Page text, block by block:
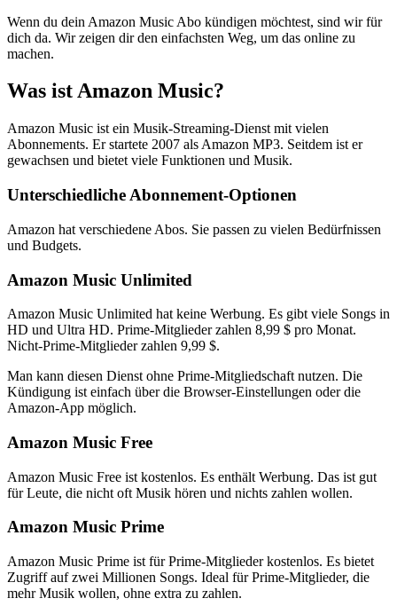
Wenn du dein Amazon Music Abo kündigen möchtest, sind wir für
dich da. Wir zeigen dir den einfachsten Weg, um das online zu
machen.
Was ist Amazon Music?
Amazon Music ist ein Musik-Streaming-Dienst mit vielen
Abonnements. Er startete 2007 als Amazon MP3. Seitdem ist er
gewachsen und bietet viele Funktionen und Musik.
Unterschiedliche Abonnement-Optionen
Amazon hat verschiedene Abos. Sie passen zu vielen Bedürfnissen
und Budgets.
Amazon Music Unlimited
Amazon Music Unlimited hat keine Werbung. Es gibt viele Songs in
HD und Ultra HD. Prime-Mitglieder zahlen 8,99 $ pro Monat.
Nicht-Prime-Mitglieder zahlen 9,99 $.
Man kann diesen Dienst ohne Prime-Mitgliedschaft nutzen. Die
Kündigung ist einfach über die Browser-Einstellungen oder die
Amazon-App möglich.
Amazon Music Free
Amazon Music Free ist kostenlos. Es enthält Werbung. Das ist gut
für Leute, die nicht oft Musik hören und nichts zahlen wollen.
Amazon Music Prime
Amazon Music Prime ist für Prime-Mitglieder kostenlos. Es bietet
Zugriff auf zwei Millionen Songs. Ideal für Prime-Mitglieder, die
mehr Musik wollen, ohne extra zu zahlen.